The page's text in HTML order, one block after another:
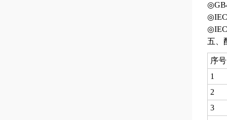
五、
序号
1
2
3